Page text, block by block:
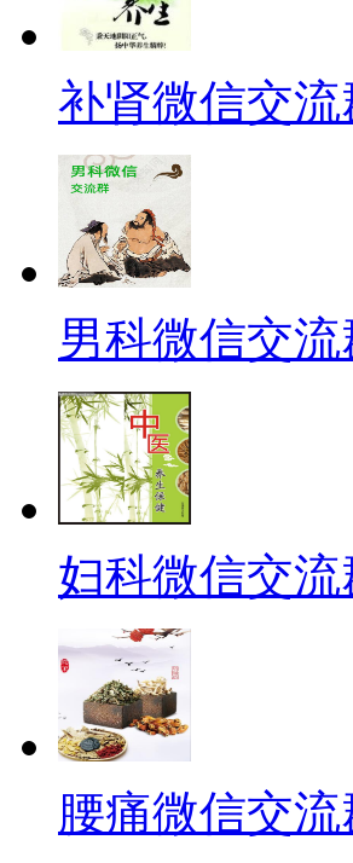
补肾微信交流
男科微信交流
妇科微信交流
腰痛微信交流